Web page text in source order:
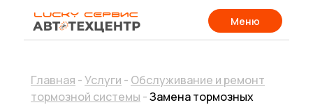
Меню
Главная -Услуги - Обслуживание и ремонт
тормозной системы -Замена тормозных